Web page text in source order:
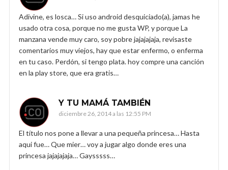
Adivine, es losca… Si uso android desquiciado(a), jamas he
usado otra cosa, porque no me gusta WP, y porque La
manzana vende muy caro, soy pobre jajajajaja, revisaste
comentarios muy viejos, hay que estar enfermo, o enferma
en tu caso. Perdón, si tengo plata. hoy compre una canción
en la play store, que era gratis…
Y TU MAMÁ TAMBIÉN
diciembre 26, 2014 a las 12:55 PM
El título nos pone a llevar a una pequeña princesa… Hasta
aqui fue… Que mier… voy a jugar algo donde eres una
princesa jajajajaja… Gaysssss…